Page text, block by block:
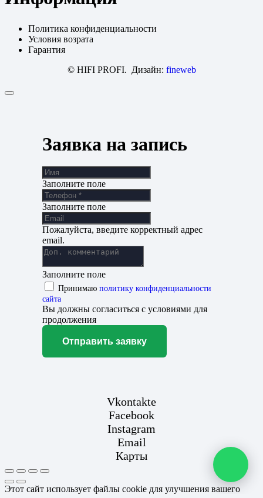
Политика конфиденциальности
Условия возрата
Гарантия
© HIFI PROFI. Дизайн: fineweb
Заявка на запись
Заполните поле
Заполните поле
Пожалуйста, введите корректный адрес
email.
Заполните поле
Принимаю политику конфиденциальности
сайта
Вы должны согласиться с условиями для
продолжения
Отправить заявку
Vkontakte
Facebook
Instagram
Email
Карты
Этот сайт использует файлы cookie для улучшения вашего